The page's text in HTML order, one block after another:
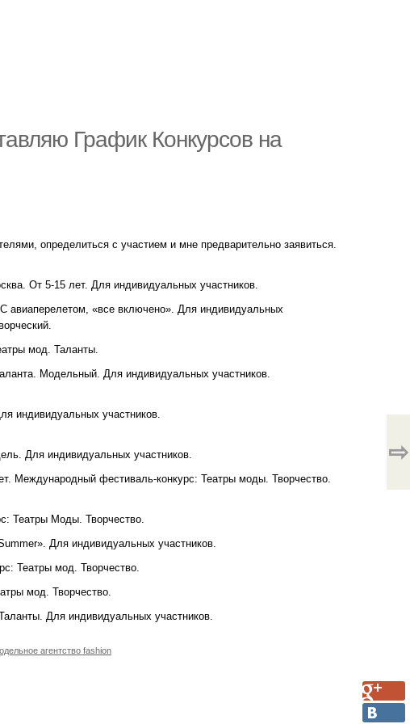
График Конкурсов на
определиться с участием и мне предварительно заявиться.
От 5-15 лет. Для индивидуальных участников.
«все включено». Для индивидуальных
мод. Таланты.
Модельный. Для индивидуальных участников.
индивидуальных участников.
Для индивидуальных участников.
Международный фестиваль-конкурс: Театры моды. Творчество.
Театры Моды. Творчество.
Для индивидуальных участников.
Театры мод. Творчество.
мод. Творчество.
Для индивидуальных участников.
агентство fashion
⇨